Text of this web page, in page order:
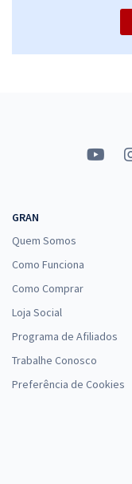
GRAN
Quem Somos
Como Funciona
Como Comprar
Loja Social
Programa de Afiliados
Trabalhe Conosco
Preferência de Cookies